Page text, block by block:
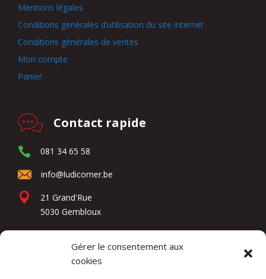
Gérer le consentement aux
cookies
Mentions légales
Conditions générales d’utilisation du site internet
Conditions générales de ventes
Mon compte
Panier
Contact rapide
081 34 65 58
info@ludicorner.be
21 Grand'Rue
5030 Gembloux
Réseaux sociaux